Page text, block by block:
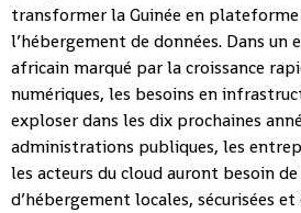
transformer la Guinée en
l’hébergement de données. Dans un
africain marqué par la croissance
numériques, les besoins en
exploser dans les dix prochaines
administrations publiques, les
les acteurs du cloud auront besoin
d’hébergement locales, sécurisées